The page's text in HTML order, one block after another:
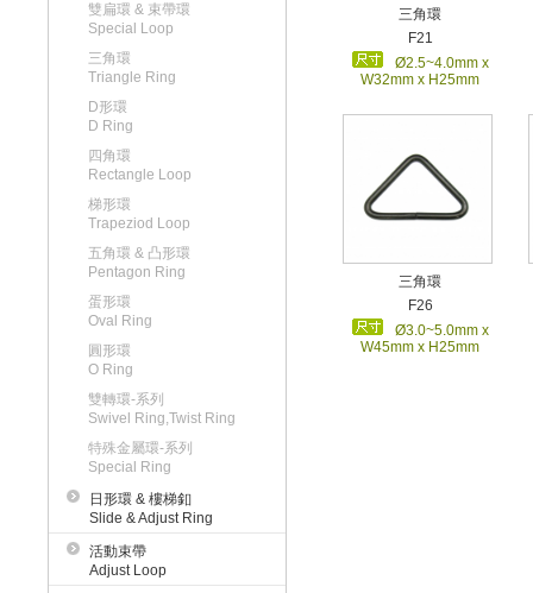
雙扁環 & 束帶環
Special Loop
三角環
Triangle Ring
D形環
D Ring
四角環
Rectangle Loop
梯形環
Trapeziod Loop
五角環 & 凸形環
Pentagon Ring
蛋形環
Oval Ring
圓形環
O Ring
雙轉環-系列
Swivel Ring,Twist Ring
特殊金屬環-系列
Special Ring
日形環 & 樓梯釦
Slide & Adjust Ring
活動束帶
Adjust Loop
三角環
F21
Ø2.5~4.0mm x
W32mm x H25mm
三角環
F26
Ø3.0~5.0mm x
W45mm x H25mm